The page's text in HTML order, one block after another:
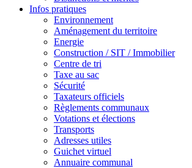
Infos pratiques
Environnement
Aménagement du territoire
Energie
Construction / SIT / Immobilier
Centre de tri
Taxe au sac
Sécurité
Taxateurs officiels
Règlements communaux
Votations et élections
Transports
Adresses utiles
Guichet virtuel
Annuaire communal